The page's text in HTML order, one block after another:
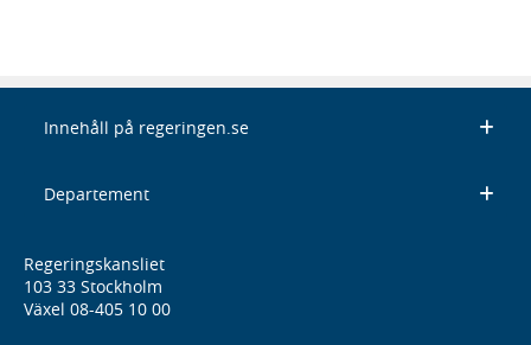
Innehåll på regeringen.se
Departement
Regeringskansliet
103 33 Stockholm
Växel 08-405 10 00